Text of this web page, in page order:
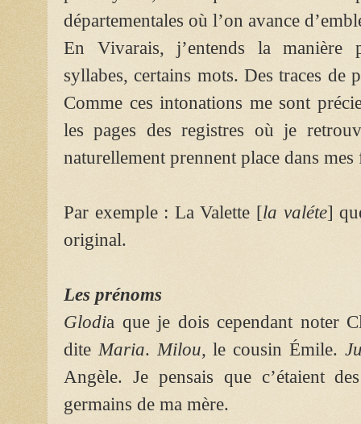
départementales où l’on avance
En Vivarais, j’entends la manière
syllabes, certains mots. Des traces de
Comme ces intonations me sont
les pages des registres où je
naturellement prennent place dans mes
Par exemple : La Valette [la valéte]
original.
Les prénoms
Glodia que je dois cependant noter
diteMaria.Milou, le cousin Émile.
Angèle. Je pensais que c’étaient
germains de ma mère.